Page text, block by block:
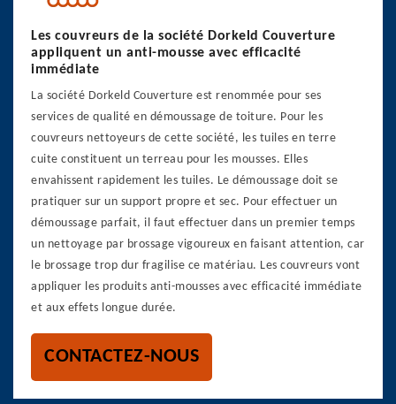
Les couvreurs de la société Dorkeld Couverture
appliquent un anti-mousse avec efficacité
immédiate
La société Dorkeld Couverture est renommée pour ses
services de qualité en démoussage de toiture. Pour les
couvreurs nettoyeurs de cette société, les tuiles en terre
cuite constituent un terreau pour les mousses. Elles
envahissent rapidement les tuiles. Le démoussage doit se
pratiquer sur un support propre et sec. Pour effectuer un
démoussage parfait, il faut effectuer dans un premier temps
un nettoyage par brossage vigoureux en faisant attention, car
le brossage trop dur fragilise ce matériau. Les couvreurs vont
appliquer les produits anti-mousses avec efficacité immédiate
et aux effets longue durée.
CONTACTEZ-NOUS